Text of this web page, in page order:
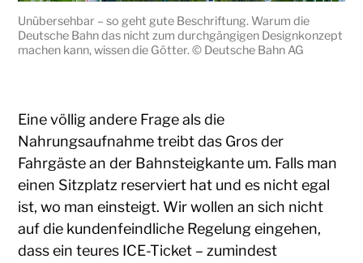
Unübersehbar – so geht gute Beschriftung. Warum die
Deutsche Bahn das nicht zum durchgängigen Designkonzept
machen kann, wissen die Götter. © Deutsche Bahn AG
Eine völlig andere Frage als die
Nahrungsaufnahme treibt das Gros der
Fahrgäste an der Bahnsteigkante um. Falls man
einen Sitzplatz reserviert hat und es nicht egal
ist, wo man einsteigt. Wir wollen an sich nicht
auf die kundenfeindliche Regelung eingehen,
dass ein teures ICE-Ticket – zumindest